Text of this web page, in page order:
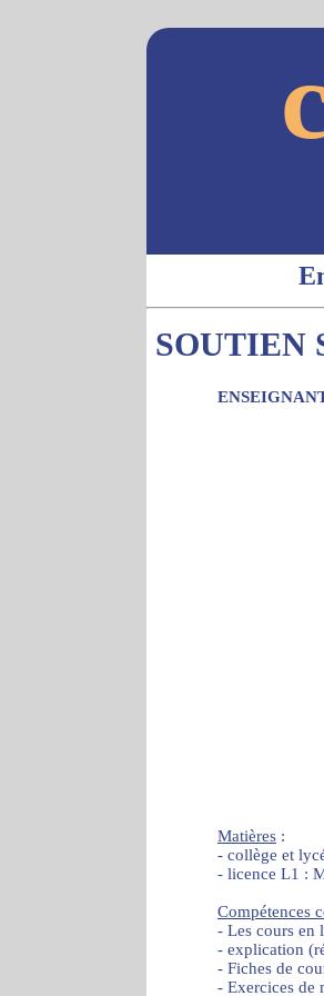
SOUTIEN
Matières :
- collège et
- licence L1 :
Compétences
- Les cours en
- explication
- Fiches de
- Exercices de